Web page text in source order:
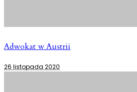
Adwokat w Austrii
26 listopada 2020